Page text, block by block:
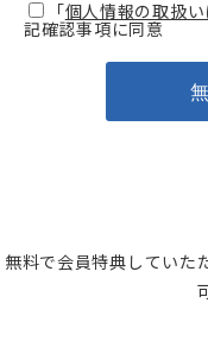
「個人情報の取扱い
記確認事項に同意
無料で会員特典していた